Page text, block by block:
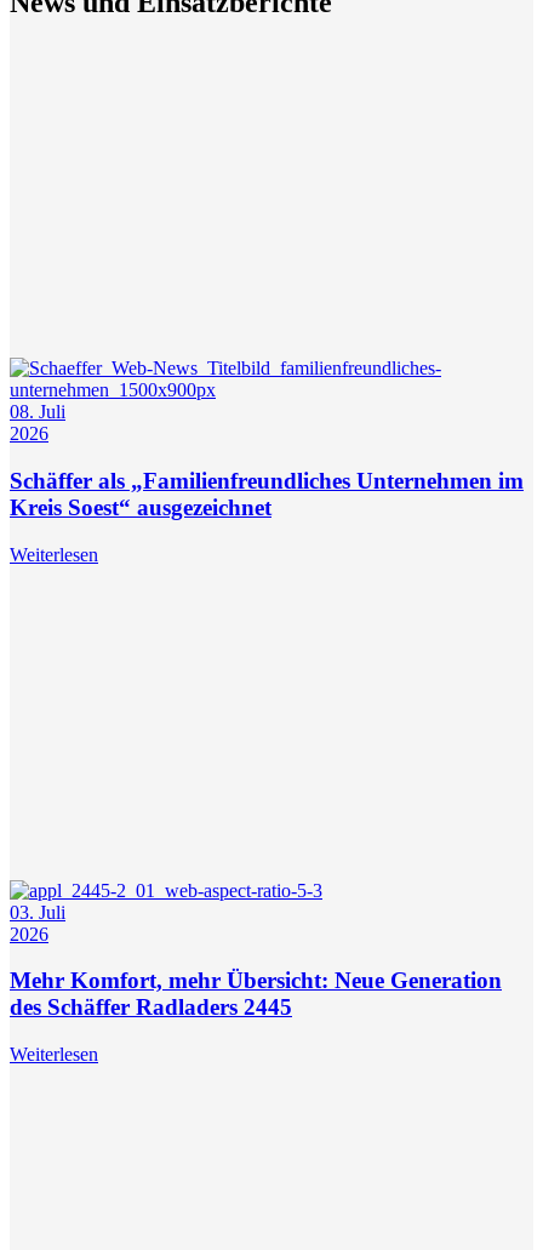
08. Juli
2026
Schäffer als „Familienfreundliches Unternehmen im
Kreis Soest“ ausgezeichnet
Weiterlesen
03. Juli
2026
Mehr Komfort, mehr Übersicht: Neue Generation
des Schäffer Radladers 2445
Weiterlesen